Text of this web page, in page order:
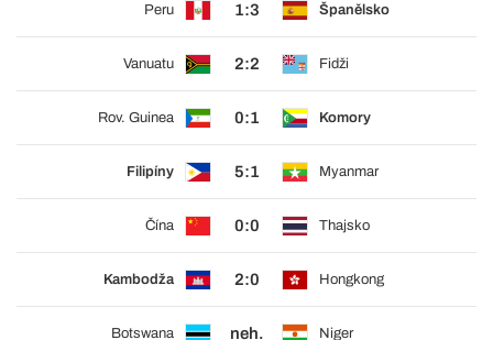
Peru 1:3 Španělsko
Vanuatu 2:2 Fidži
Rov. Guinea 0:1 Komory
Filipíny 5:1 Myanmar
Čína 0:0 Thajsko
Kambodža 2:0 Hongkong
Botswana neh. Niger